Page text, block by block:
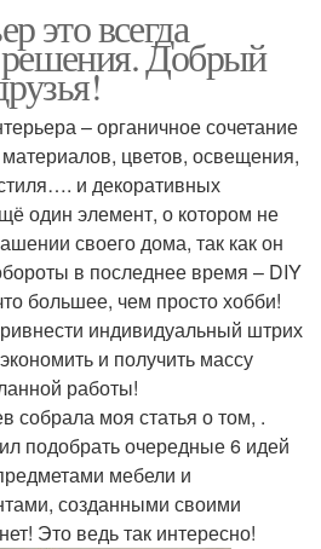
это всегда
Добрый
– органичное сочетание
цветов, освещения,
и декоративных
один элемент, о котором не
своего дома, так как он
в последнее время – DIY
большее, чем просто хобби!
индивидуальный штрих
и получить массу
работы!
собрала моя статья о том, .
подобрать очередные 6 идей
мебели и
созданными своими
Это ведь так интересно!